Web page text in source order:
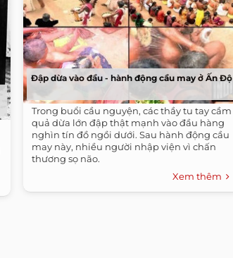
Đập dừa vào đầu - hành động cầu may ở Ấn Độ
Trong buổi cầu nguyện, các thầy tu tay cầm
quả dừa lớn đập thật mạnh vào đầu hàng
nghìn tín đồ ngồi dưới. Sau hành động cầu
may này, nhiều người nhập viện vì chấn
thương sọ não.
Xem thêm